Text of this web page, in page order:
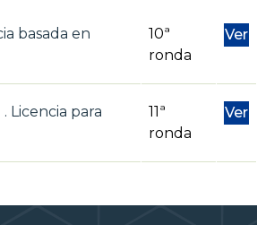
basada en
10ª
ronda
Ver
Licencia para
11ª
ronda
Ver